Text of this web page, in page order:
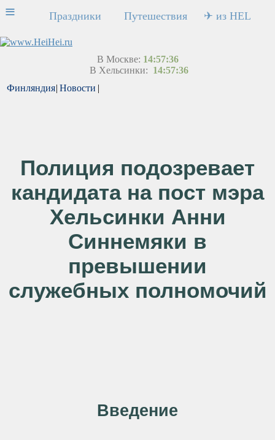
≡ Праздники Путешествия ✈ из HEL
В Москве: 14:57:36
В Хельсинки: 14:57:36
Финляндия| Новости |
Полиция подозревает
кандидата на пост мэра
Хельсинки Анни
Синнемяки в
превышении
служебных полномочий
Введение